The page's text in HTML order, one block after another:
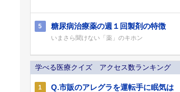
5 糖尿病治療薬の週１回製剤の特徴
いまさら聞けない「薬」のキホン
学べる医療クイズ アクセス数ランキング
1
Q.市販のアレグラを運転手に眠気は